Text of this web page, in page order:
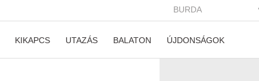
BURDA
KIKAPCS UTAZÁS BALATON ÚJDONSÁGOK